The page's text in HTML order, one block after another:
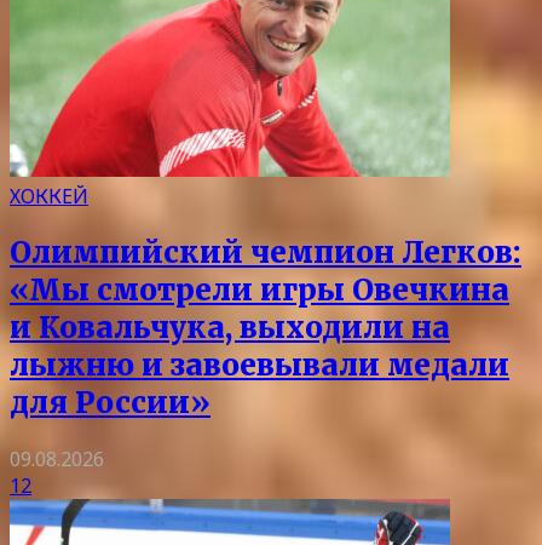
ХОККЕЙ
Олимпийский чемпион Легков:
«Мы смотрели игры Овечкина
и Ковальчука, выходили на
лыжню и завоевывали медали
для России»
09.08.2026
12